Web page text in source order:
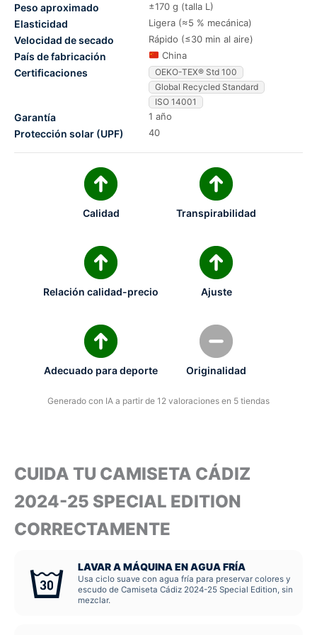
Peso aproximado ±170 g (talla L)
Elasticidad Ligera (≈5 % mecánica)
Velocidad de secado Rápido (≤30 min al aire)
País de fabricación China
Certificaciones
OEKO-TEX® Std 100
Global Recycled Standard
ISO 14001
Garantía 1 año
Protección solar (UPF) 40
Calidad Transpirabilidad
Relación calidad-precio Ajuste
Adecuado para deporte Originalidad
Generado con IA a partir de 12 valoraciones en 5 tiendas
CUIDA TU CAMISETA CÁDIZ
2024-25 SPECIAL EDITION
CORRECTAMENTE
LAVAR A MÁQUINA EN AGUA FRÍA
Usa ciclo suave con agua fría para preservar colores y
escudo de Camiseta Cádiz 2024-25 Special Edition, sin
mezclar.